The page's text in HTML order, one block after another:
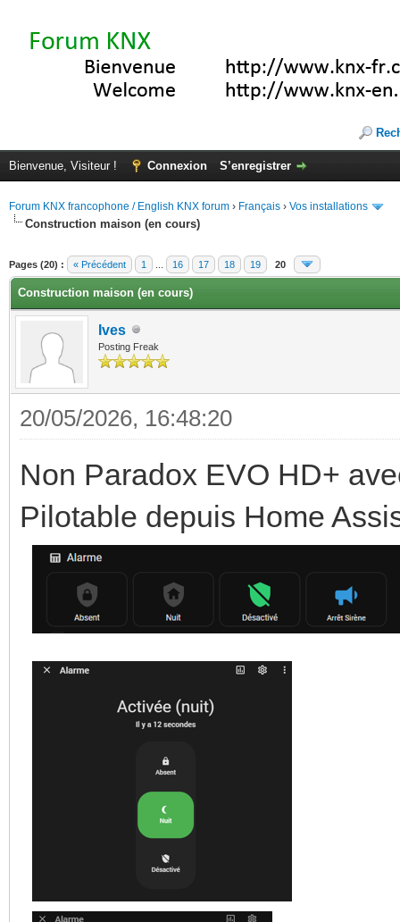
Bienvenue, Visiteur ! Connexion S’enregistrer
Forum KNX francophone / English KNX forum › Français › Vos installations
Construction maison (en cours)
Pages (20) : « Précédent 1 16 17 18 19 20
Construction maison (en cours)
Ives
Posting Freak
20/05/2026, 16:48:20
Non Paradox EVO HD+
Pilotable depuis Home